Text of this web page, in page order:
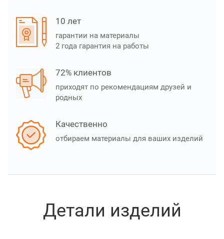
10 лет
гарантии на материалы
2 года гарантия на работы
72% клиентов
приходят по рекомендациям друзей и
родных
Качественно
отбираем материалы для ваших изделий
Детали изделий